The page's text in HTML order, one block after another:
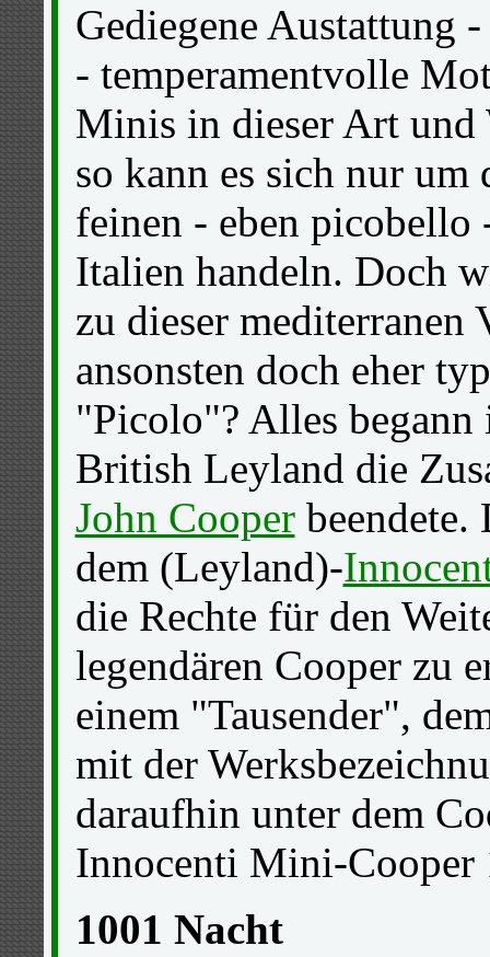
Gediegene Austattung
- temperamentvolle
Minis in dieser Art und
so kann es sich nur um
feinen - eben picobello
Italien handeln. Doch
zu dieser mediterranen
ansonsten doch eher
"Picolo"? Alles begann
British Leyland die
John Cooperbeendete.
dem (Leyland)-
die Rechte für den
legendären Cooper zu
einem "Tausender",
mit der
daraufhin unter dem
Innocenti Mini-Cooper
1001 Nacht